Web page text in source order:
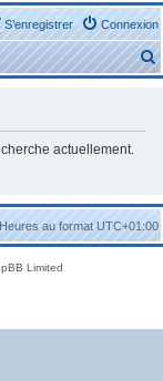
Connexion
S’enregistrer
e
c
h
actuellement.
Heures au formatUTC+01:00
Limited